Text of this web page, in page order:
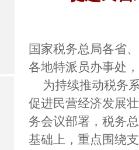
国家税务总局各省
各地特派员办事处
为持续推动税务
促进民营经济发展
务会议部署，税务
基础上，重点围绕